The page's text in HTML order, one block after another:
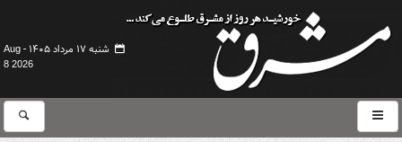
شنبه ۱۷ مرداد ۱۴۰۵ -
Aug
8 2026